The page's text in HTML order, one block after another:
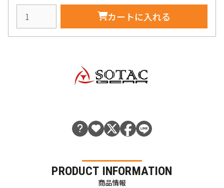
カートに入れる
PRODUCT INFORMATION
商品情報